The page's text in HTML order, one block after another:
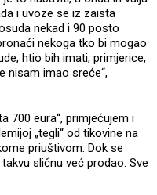
i uvoze se iz zaista
nekad i 90 posto
nekoga tko bi mogao
htio bih imati, primjerice,
nisam imao sreće“,
700 eura“, primjećujem i
„tegli“ od tikovine na
priuštivom. Dok se
sličnu već prodao. Sve